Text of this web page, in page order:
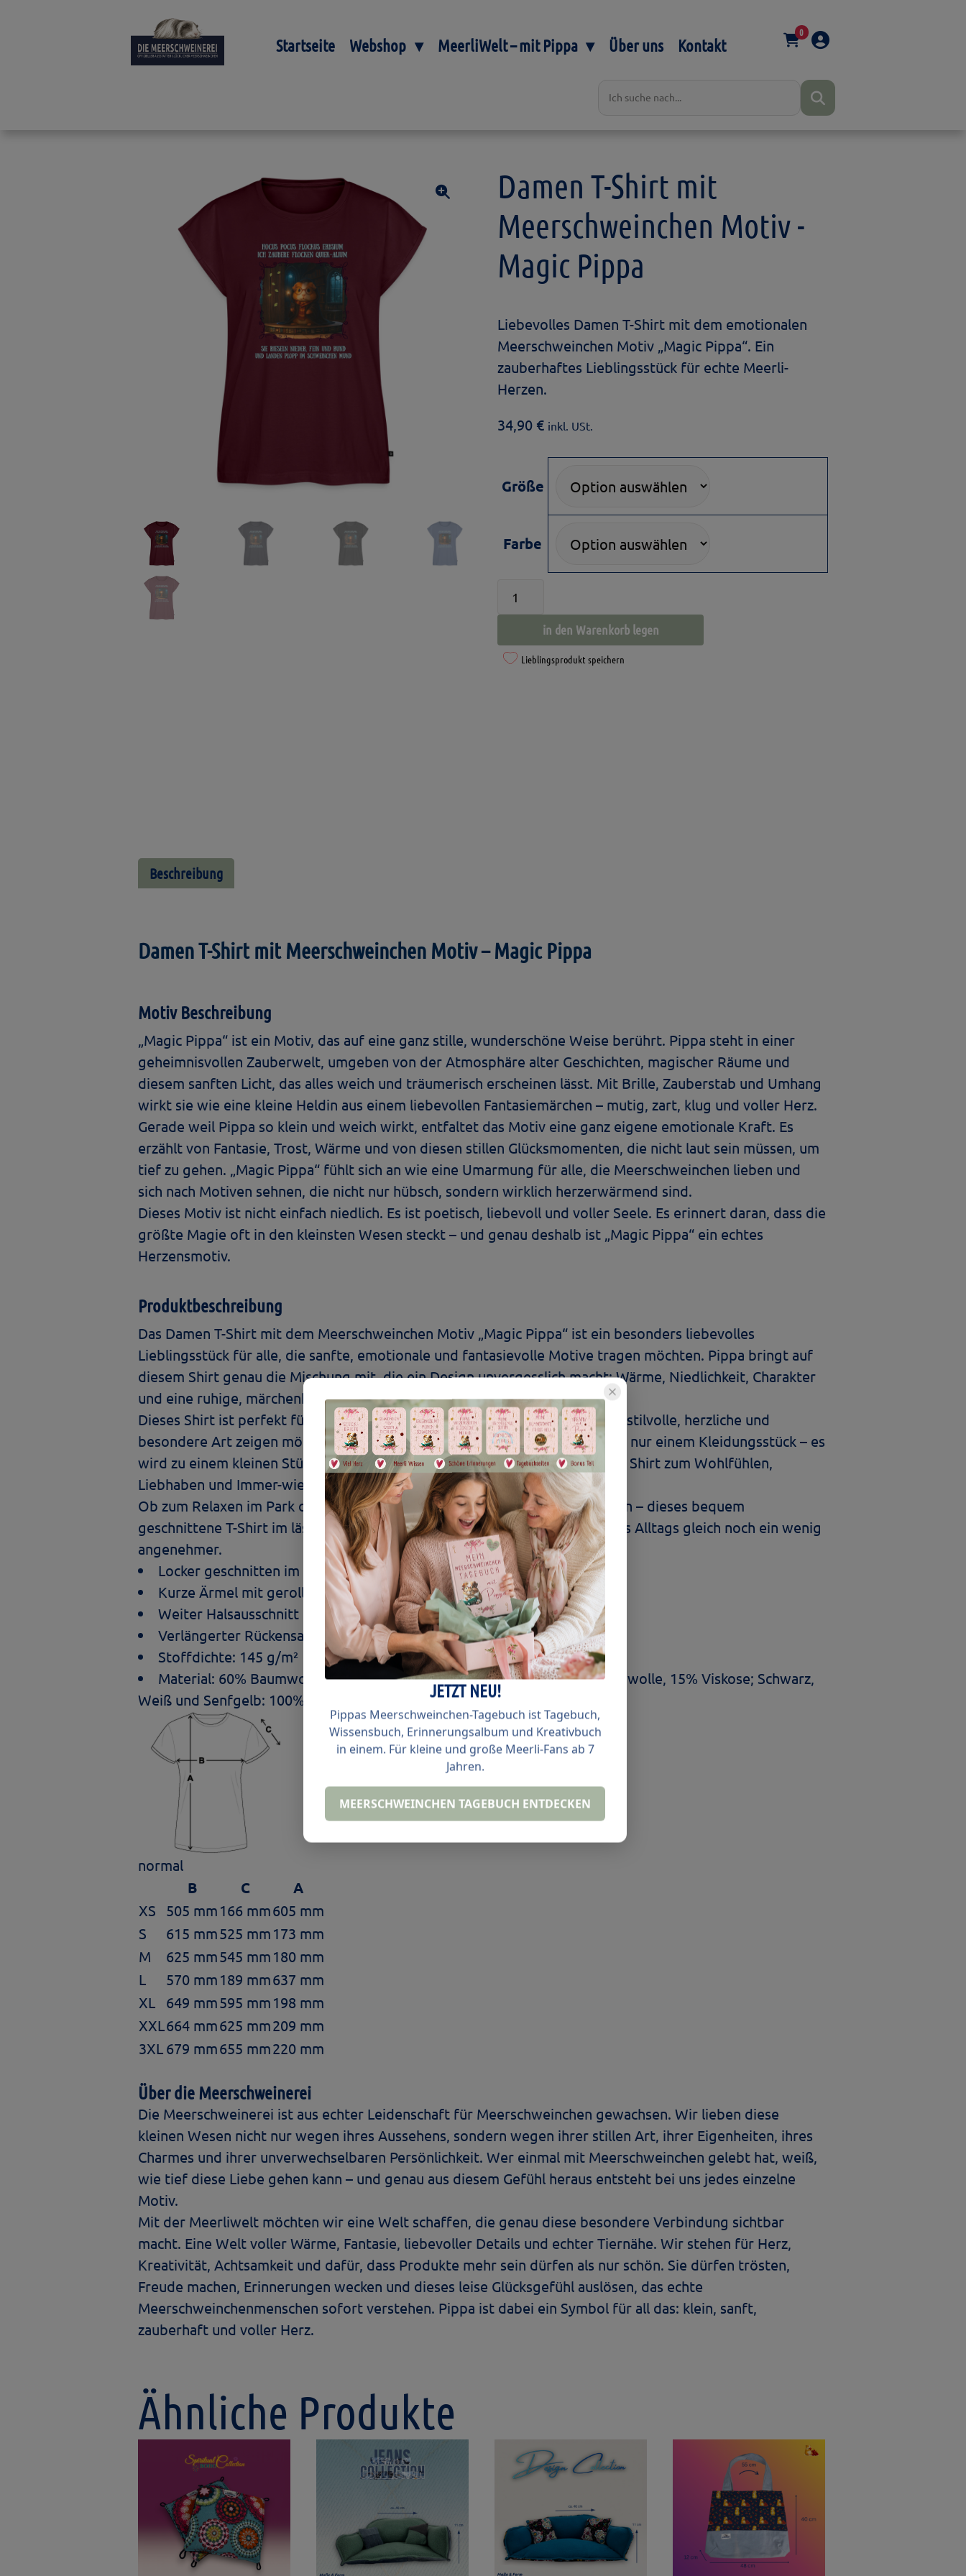
Startseite Webshop MeerliWelt – mit Pippa Über uns Kontakt
0
Damen T-Shirt mit
Meerschweinchen Motiv -
Magic Pippa
Liebevolles Damen T-Shirt mit dem emotionalen
Meerschweinchen Motiv „Magic Pippa“. Ein
zauberhaftes Lieblingsstück für echte Meerli-
Herzen.
34,90 € inkl. USt.
Größe
Farbe
T-
mit
in den Warenkorb legen
Lieblingsprodukt speichern
Beschreibung
Damen T-Shirt mit Meerschweinchen Motiv – Magic Pippa
Motiv Beschreibung
„Magic Pippa“ ist ein Motiv, das auf eine ganz stille, wunderschöne Weise berührt. Pippa steht in einer
geheimnisvollen Zauberwelt, umgeben von der Atmosphäre alter Geschichten, magischer Räume und
diesem sanften Licht, das alles weich und träumerisch erscheinen lässt. Mit Brille, Zauberstab und Umhang
wirkt sie wie eine kleine Heldin aus einem liebevollen Fantasiemärchen – mutig, zart, klug und voller Herz.
Gerade weil Pippa so klein und weich wirkt, entfaltet das Motiv eine ganz eigene emotionale Kraft. Es
erzählt von Fantasie, Trost, Wärme und von diesen stillen Glücksmomenten, die nicht laut sein müssen, um
tief zu gehen. „Magic Pippa“ fühlt sich an wie eine Umarmung für alle, die Meerschweinchen lieben und
sich nach Motiven sehnen, die nicht nur hübsch, sondern wirklich herzerwärmend sind.
Dieses Motiv ist nicht einfach niedlich. Es ist poetisch, liebevoll und voller Seele. Es erinnert daran, dass die
größte Magie oft in den kleinsten Wesen steckt – und genau deshalb ist „Magic Pippa“ ein echtes
Herzensmotiv.
Produktbeschreibung
Das Damen T-Shirt mit dem Meerschweinchen Motiv „Magic Pippa“ ist ein besonders liebevolles
Lieblingsstück für alle, die sanfte, emotionale und fantasievolle Motive tragen möchten. Pippa bringt auf
diesem Shirt genau die Mischung mit, die ein Design unvergesslich macht: Wärme, Niedlichkeit, Charakter
und eine ruhige, märchenhafte Tiefe.
Dieses Shirt ist perfekt für alle, die ihre Liebe zu Meerschweinchen auf eine stilvolle, herzliche und
besondere Art zeigen möchten. „Magic Pippa“ macht das T-Shirt zu mehr als nur einem Kleidungsstück – es
wird zu einem kleinen Stück Meerliwelt, das man ganz nah bei sich trägt. Ein Shirt zum Wohlfühlen,
Liebhaben und Immer-wieder-Gern-Anziehen.
Ob zum Relaxen im Park oder für den gemütlichen Nachmittag mit Freunden – dieses bequem
geschnittene T-Shirt im lässigen Boyfriend-Stil macht die schönen Seiten des Alltags gleich noch ein wenig
angenehmer.
Locker geschnitten im Boyfriend-Stil
Kurze Ärmel mit gerolltem Aufschlag
Weiter Halsausschnitt
Verlängerter Rückensaum: hinten länger als vorn
Stoffdichte: 145 g/m²
Material: 60% Baumwolle, 40% Polyester (außer Grau meliert: 85% Baumwolle, 15% Viskose; Schwarz,
Weiß und Senfgelb: 100% Baumwolle)
normal
B C A
XS 505 mm 166 mm605 mm
S
615 mm525 mm 173 mm
M
625 mm545 mm 180 mm
L
570 mm 189 mm637 mm
XL
649 mm595 mm 198 mm
XXL 664 mm625 mm209 mm
3XL 679 mm655 mm220 mm
Über die Meerschweinerei
Die Meerschweinerei ist aus echter Leidenschaft für Meerschweinchen gewachsen. Wir lieben diese
kleinen Wesen nicht nur wegen ihres Aussehens, sondern wegen ihrer stillen Art, ihrer Eigenheiten, ihres
Charmes und ihrer unverwechselbaren Persönlichkeit. Wer einmal mit Meerschweinchen gelebt hat, weiß,
wie tief diese Liebe gehen kann – und genau aus diesem Gefühl heraus entsteht bei uns jedes einzelne
Motiv.
Mit der Meerliwelt möchten wir eine Welt schaffen, die genau diese besondere Verbindung sichtbar
macht. Eine Welt voller Wärme, Fantasie, liebevoller Details und echter Tiernähe. Wir stehen für Herz,
Kreativität, Achtsamkeit und dafür, dass Produkte mehr sein dürfen als nur schön. Sie dürfen trösten,
Freude machen, Erinnerungen wecken und dieses leise Glücksgefühl auslösen, das echte
Meerschweinchenmenschen sofort verstehen. Pippa ist dabei ein Symbol für all das: klein, sanft,
zauberhaft und voller Herz.
Ähnliche Produkte
JETZT NEU!
Pippas Meerschweinchen-Tagebuch ist Tagebuch,
Wissensbuch, Erinnerungsalbum und Kreativbuch
in einem. Für kleine und große Meerli-Fans ab 7
Jahren.
MEERSCHWEINCHEN TAGEBUCH ENTDECKEN